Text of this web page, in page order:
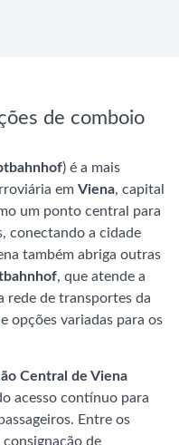
de comboio
) é a mais
em Viena, capital
um ponto central para
conectando a cidade
também abriga outras
, que atende a
rede de transportes da
opções variadas para os
Central de Viena
acesso contínuo para
Entre os
consignação de